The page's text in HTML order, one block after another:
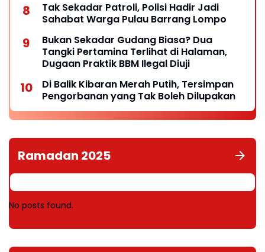
Tak Sekadar Patroli, Polisi Hadir Jadi
Sahabat Warga Pulau Barrang Lompo
Bukan Sekadar Gudang Biasa? Dua
Tangki Pertamina Terlihat di Halaman,
Dugaan Praktik BBM Ilegal Diuji
Di Balik Kibaran Merah Putih, Tersimpan
Pengorbanan yang Tak Boleh Dilupakan
Ramadan 2025
No posts found.